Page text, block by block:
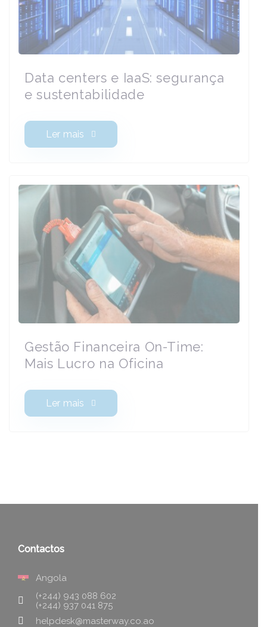
Data centers e IaaS: segurança
e sustentabilidade
Ler mais
Gestão Financeira On-Time:
Mais Lucro na Oficina
Ler mais
Contactos
Angola
(+244) 943 088 602
(+244) 937 041 875
helpdesk@masterway.co.ao